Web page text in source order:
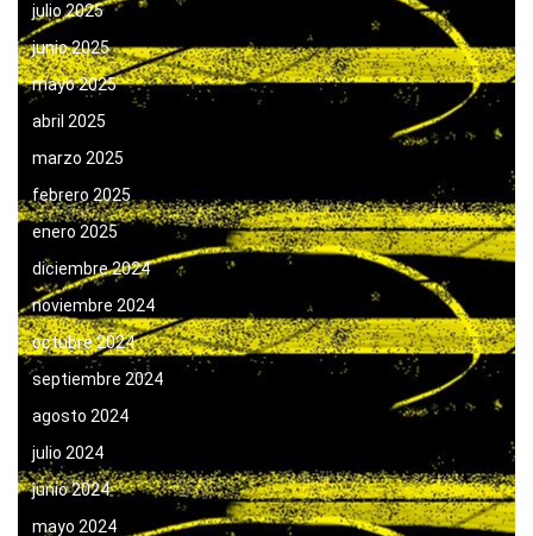
julio 2025
junio 2025
mayo 2025
abril 2025
marzo 2025
febrero 2025
enero 2025
diciembre 2024
noviembre 2024
octubre 2024
septiembre 2024
agosto 2024
julio 2024
junio 2024
mayo 2024